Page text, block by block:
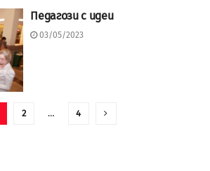
Педагози с идеи
03/05/2023
2 … 4